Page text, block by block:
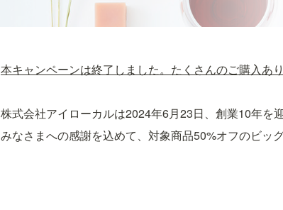
本キャンペーンは終了しました。たくさんのご購入あ
株式会社アイローカルは2024年6月23日、創業10年を
みなさまへの感謝を込めて、対象商品50%オフのビッ